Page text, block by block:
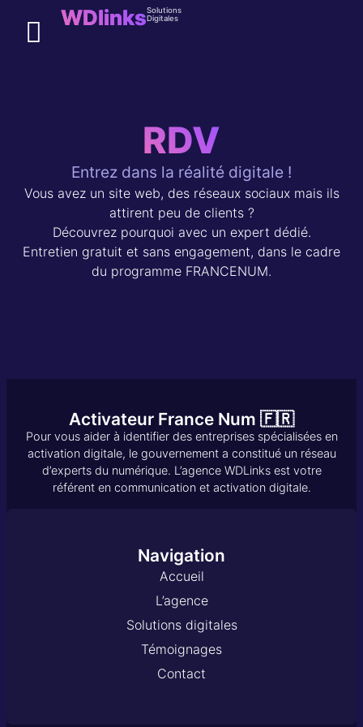
WDlinksSolutions
Digitales
RDV
Entrez dans la réalité digitale !
Vous avez un site web, des réseaux sociaux mais ils
attirent peu de clients ?
Découvrez pourquoi avec un expert dédié.
Entretien gratuit et sans engagement, dans le cadre
du programme FRANCENUM.
Activateur France Num 🇫🇷
Pour vous aider à identifier des entreprises spécialisées en
activation digitale, le gouvernement a constitué un réseau
d’experts du numérique. L’agence WDLinks est votre
référent en communication et activation digitale.
Navigation
Accueil
L’agence
Solutions digitales
Témoignages
Contact